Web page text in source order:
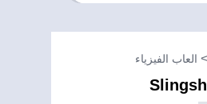
العاب الفيزياء